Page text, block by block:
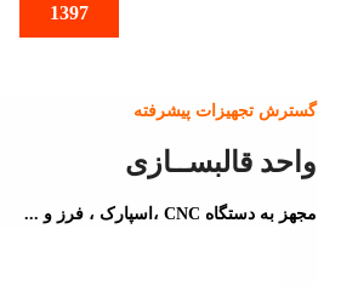
1397
گسترش تجهیزات پیشرفته
واحد قالبســازی
مجهز به دستگاه CNC ،اسپارک ، فرز و ...